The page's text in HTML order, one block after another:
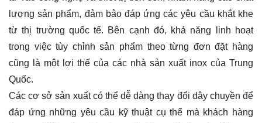
lượng sản phẩm, đảm bảo đáp ứng các yêu cầu khắt khe
từ thị trường quốc tế. Bên cạnh đó, khả năng linh hoạt
trong việc tùy chỉnh sản phẩm theo từng đơn đặt hàng
cũng là một lợi thế của các nhà sản xuất inox của Trung
Quốc.
Các cơ sở sản xuất có thể dễ dàng thay đổi dây chuyền để
đáp ứng những yêu cầu kỹ thuật cụ thể mà khách hàng